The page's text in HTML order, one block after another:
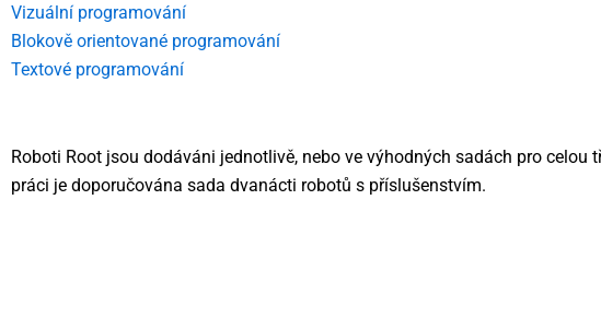
Vizuální programování
Blokově orientované programování
Textové programování
Roboti Root jsou dodáváni jednotlivě, nebo ve výhodných sadách pro celou
práci je doporučována sada dvanácti robotů s příslušenstvím.